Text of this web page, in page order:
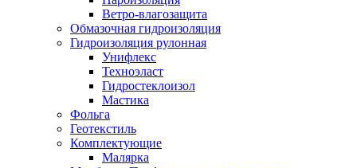
Ветро-влагозащита
Обмазочная гидроизоляция
Гидроизоляция рулонная
Унифлекс
Техноэласт
Гидростеклоизол
Мастика
Фольга
Геотекстиль
Комплектующие
Малярка